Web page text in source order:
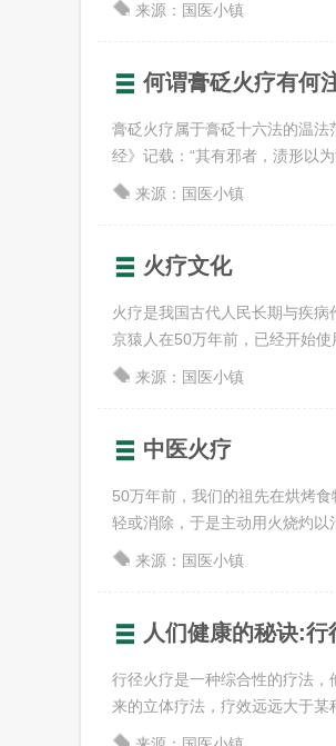
来源：国医小镇
何谓膏砭火疗有何
膏砭火疗属于膏砭十六法的温法
经》记载：“其有邪者，渍形以
来源：国医小镇
火疗文化
火疗是我国古代人民长期与疾
京猿人在50万年前，已经开始使
来源：国医小镇
中医火疗
50万年前，我们的祖先在烘烤
轻或消除，于是主动用火烧灼以
来源：国医小镇
人们健康的秘诀:行
行径火疗是一种综合性的疗法
来的立体疗法，疗效远远大于某